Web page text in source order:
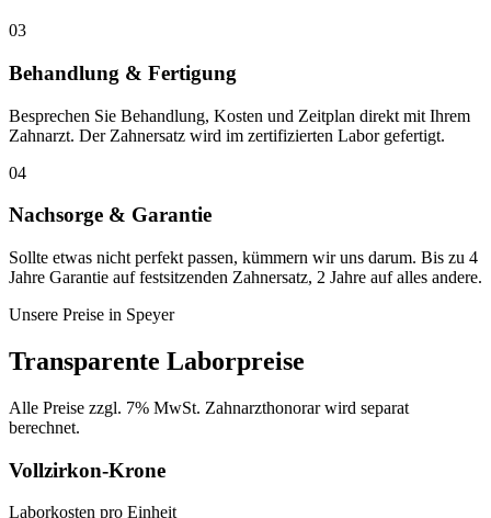
03
Behandlung & Fertigung
Besprechen Sie Behandlung, Kosten und Zeitplan direkt mit Ihrem
Zahnarzt. Der Zahnersatz wird im zertifizierten Labor gefertigt.
04
Nachsorge & Garantie
Sollte etwas nicht perfekt passen, kümmern wir uns darum. Bis zu 4
Jahre Garantie auf festsitzenden Zahnersatz, 2 Jahre auf alles andere.
Unsere Preise in Speyer
Transparente Laborpreise
Alle Preise zzgl. 7% MwSt. Zahnarzthonorar wird separat
berechnet.
Vollzirkon-Krone
Laborkosten pro Einheit